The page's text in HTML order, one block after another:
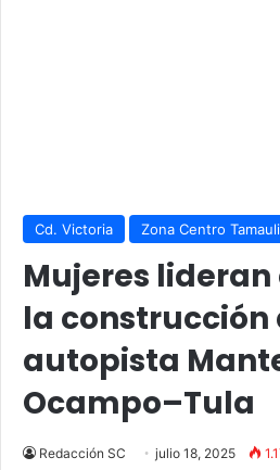
Cd. Victoria Zona Centro
Mujeres
la construcción
autopista
Ocampo–Tula
Redacción SC julio 18, 2025